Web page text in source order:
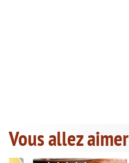
Vous allez aimer